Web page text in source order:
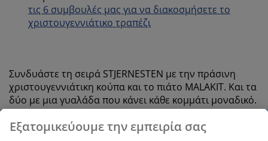
τις 6 συμβουλές μας για να διακοσμήσετε το
χριστουγεννιάτικο τραπέζι
Συνδυάστε τη σειρά STJERNESTEN με την πράσινη
χριστουγεννιάτικη κούπα και το πιάτο MALAKIT. Και τα
δύο με μια γυαλάδα που κάνει κάθε κομμάτι μοναδικό.
Εξατομικεύουμε την εμπειρία σας